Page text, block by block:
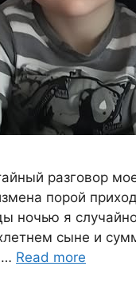
разговор
порой
ночью я
сыне и
… Read more